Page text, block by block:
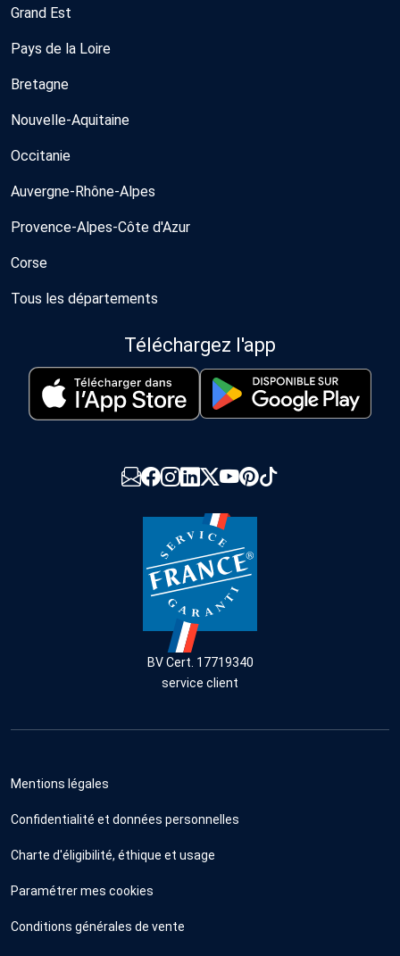
Grand Est
Pays de la Loire
Bretagne
Nouvelle-Aquitaine
Occitanie
Auvergne-Rhône-Alpes
Provence-Alpes-Côte d'Azur
Corse
Tous les départements
Téléchargez l'app
BV Cert. 17719340
service client
Mentions légales
Confidentialité et données personnelles
Charte d'éligibilité, éthique et usage
Paramétrer mes cookies
Conditions générales de vente